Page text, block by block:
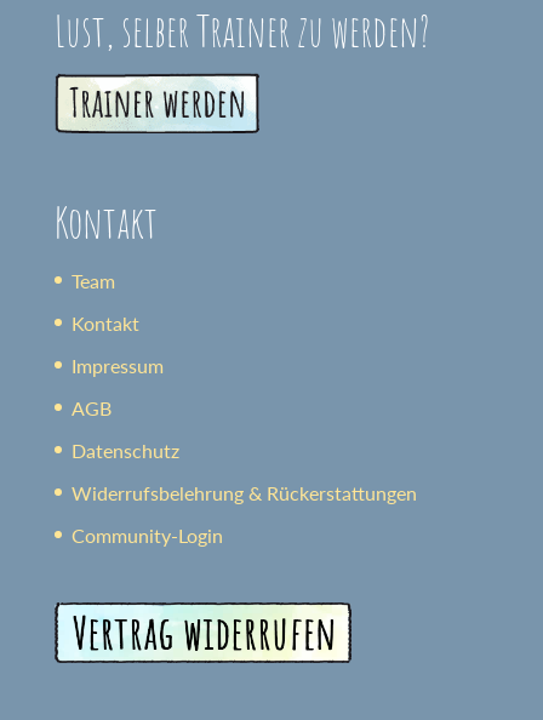
Lust, selber Trainer zu werden?
Kontakt
Team
Kontakt
Impressum
AGB
Datenschutz
Widerrufsbelehrung & Rückerstattungen
Community-Login